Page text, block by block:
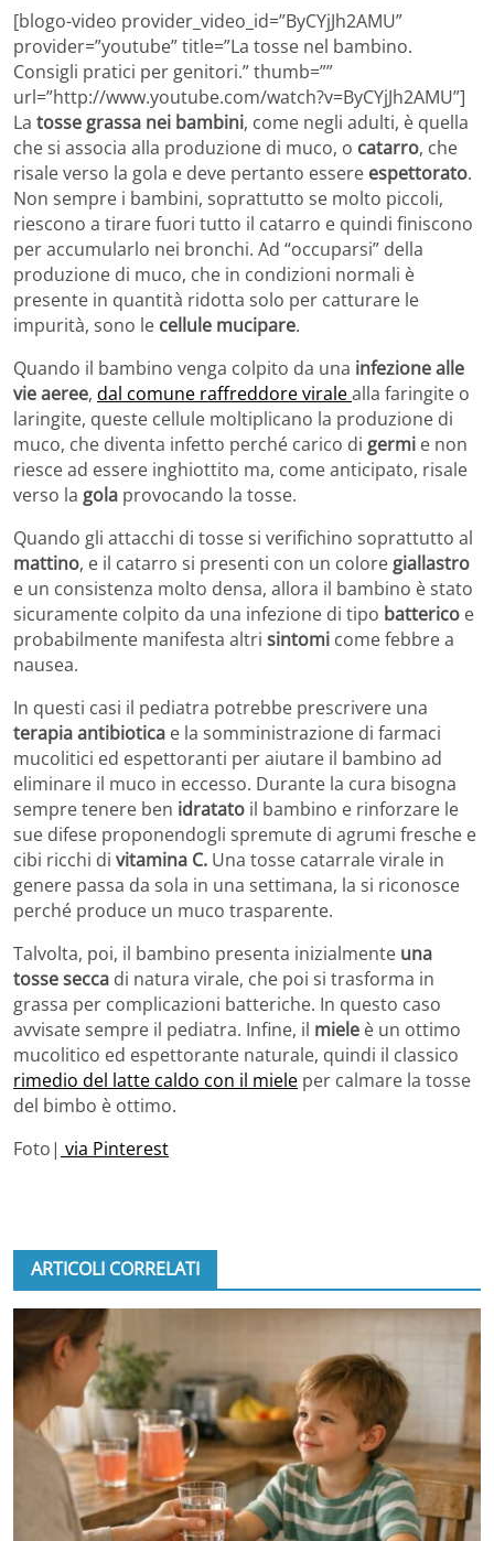
[blogo-video provider_video_id=”ByCYjJh2AMU”
provider=”youtube” title=”La tosse nel bambino.
Consigli pratici per genitori.” thumb=””
url=”http://www.youtube.com/watch?v=ByCYjJh2AMU”]
La tosse grassa nei bambini, come negli adulti, è quella
che si associa alla produzione di muco, o catarro, che
risale verso la gola e deve pertanto essere espettorato.
Non sempre i bambini, soprattutto se molto piccoli,
riescono a tirare fuori tutto il catarro e quindi finiscono
per accumularlo nei bronchi. Ad “occuparsi” della
produzione di muco, che in condizioni normali è
presente in quantità ridotta solo per catturare le
impurità, sono le cellule mucipare.
Quando il bambino venga colpito da una infezione alle
vie aeree, dal comune raffreddore viralealla faringite o
laringite, queste cellule moltiplicano la produzione di
muco, che diventa infetto perché carico di germi e non
riesce ad essere inghiottito ma, come anticipato, risale
verso la gola provocando la tosse.
Quando gli attacchi di tosse si verifichino soprattutto al
mattino, e il catarro si presenti con un colore giallastro
e un consistenza molto densa, allora il bambino è stato
sicuramente colpito da una infezione di tipo batterico e
probabilmente manifesta altri sintomi come febbre a
nausea.
In questi casi il pediatra potrebbe prescrivere una
terapia antibiotica e la somministrazione di farmaci
mucolitici ed espettoranti per aiutare il bambino ad
eliminare il muco in eccesso. Durante la cura bisogna
sempre tenere ben idratato il bambino e rinforzare le
sue difese proponendogli spremute di agrumi fresche e
cibi ricchi di vitamina C. Una tosse catarrale virale in
genere passa da sola in una settimana, la si riconosce
perché produce un muco trasparente.
Talvolta, poi, il bambino presenta inizialmente una
tosse secca di natura virale, che poi si trasforma in
grassa per complicazioni batteriche. In questo caso
avvisate sempre il pediatra. Infine, il miele è un ottimo
mucolitico ed espettorante naturale, quindi il classico
rimedio del latte caldo con il miele per calmare la tosse
del bimbo è ottimo.
Foto| via Pinterest
ARTICOLI CORRELATI